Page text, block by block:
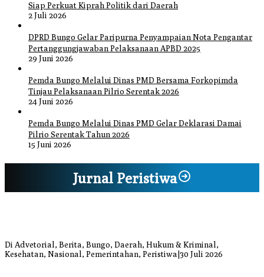
Siap Perkuat Kiprah Politik dari Daerah
2 Juli 2026
DPRD Bungo Gelar Paripurna Penyampaian Nota Pengantar
Pertanggungjawaban Pelaksanaan APBD 2025
29 Juni 2026
Pemda Bungo Melalui Dinas PMD Bersama Forkopimda
Tinjau Pelaksanaan Pilrio Serentak 2026
24 Juni 2026
Pemda Bungo Melalui Dinas PMD Gelar Deklarasi Damai
Pilrio Serentak Tahun 2026
15 Juni 2026
Jurnal Peristiwa
Di Advetorial, Berita, Bungo, Daerah, Hukum & Kriminal,
Kesehatan, Nasional, Pemerintahan, Peristiwa 30 Juli 2026